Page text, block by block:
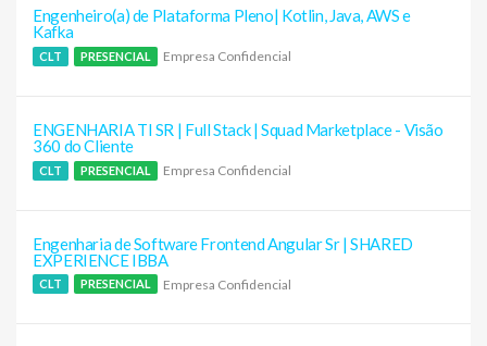
Engenheiro(a) de Plataforma Pleno| Kotlin, Java, AWS e
Kafka
CLT PRESENCIAL Empresa Confidencial
ENGENHARIA TI SR | Full Stack | Squad Marketplace - Visão
360 do Cliente
CLT PRESENCIAL Empresa Confidencial
Engenharia de Software Frontend Angular Sr | SHARED
EXPERIENCE IBBA
CLT PRESENCIAL Empresa Confidencial